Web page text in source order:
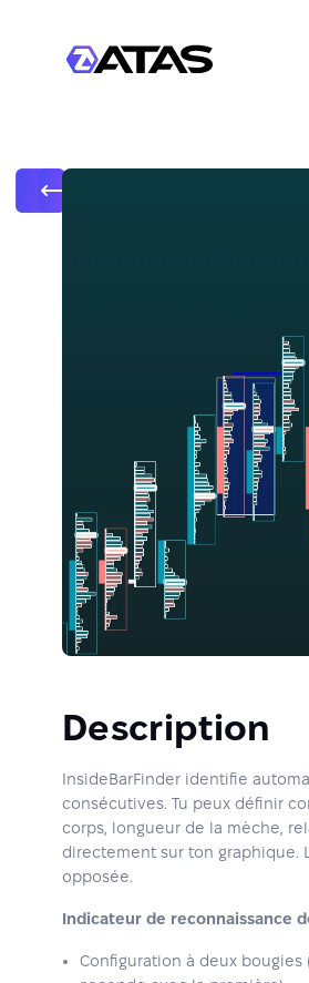
Description
InsideBarFinder identifie
consécutives. Tu peux définir
corps, longueur de la mèche,
directement sur ton graphique.
opposée.
Indicateur de reconnaissance
Configuration à deux